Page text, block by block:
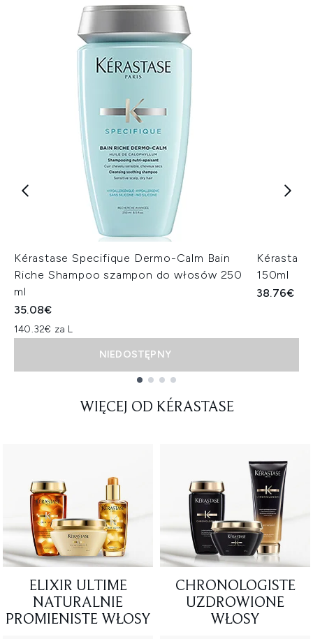
Kérastase Specifique Dermo-Calm Bain
Riche Shampoo szampon do włosów 250
ml
35.08€
140.32€ za L
NIEDOSTĘPNY
150ml
38.76€
WIĘCEJ OD KÉRASTASE
ELIXIR ULTIME
NATURALNIE
PROMIENISTE WŁOSY
CHRONOLOGISTE
UZDROWIONE
WŁOSY